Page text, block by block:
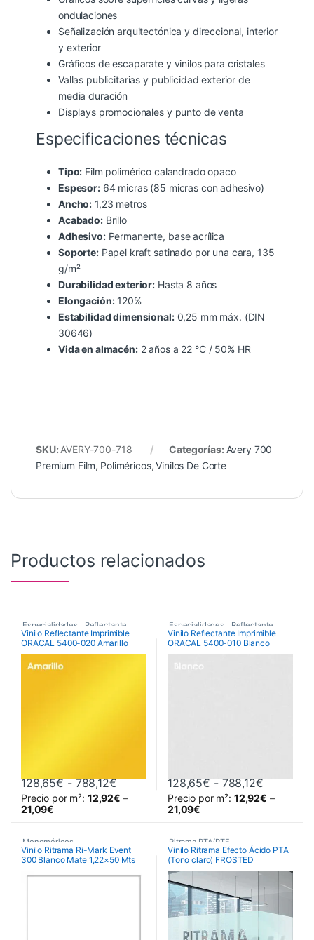
ondulaciones
Señalización arquitectónica y direccional, interior
y exterior
Gráficos de escaparate y vinilos para cristales
Vallas publicitarias y publicidad exterior de
media duración
Displays promocionales y punto de venta
Especificaciones técnicas
Tipo: Film polimérico calandrado opaco
Espesor:64 micras (85 micras con adhesivo)
Ancho: 1,23 metros
Acabado:Brillo
Adhesivo:Permanente, base acrílica
Soporte:Papel kraft satinado por una cara, 135
g/m²
Durabilidad exterior: Hasta 8 años
Elongación:120%
Estabilidad dimensional:0,25 mm máx. (DIN
30646)
Vida en almacén:2 años a 22 °C / 50% HR
SKU: AVERY-700-718 Categorías: Avery 700
Premium Film, Poliméricos,Vinilos De Corte
Productos relacionados
Especialidades Reflectante
Vinilos De Corte
Vinilo Reflectante Imprimible
ORACAL 5400-020 Amarillo
128,65€ - 788,12€Rango de precios: desde 128,65€
Precio por m²: 12,92€ –
21,09€
Este producto tiene múltiples variantes. Las opciones se
Especialidades Reflectante
Vinilos De Corte
Vinilo Reflectante Imprimible
ORACAL 5400-010 Blanco
128,65€ - 788,12€Rango
Precio por m²: 12,92€ –
21,09€
Este producto tiene múltiples
Monoméricos
RITRAMA Ri-Mark M300 Event
Vinilo Ritrama Ri-Mark Event
300 Blanco Mate 1,22×50 Mts
Ritrama PTA/PTF
Vinilos De Corte,
Vinilos Efecto Ácido
Vinilos para decoración de
cristales
Vinilo Ritrama Efecto Ácido PTA
(Tono claro) FROSTED